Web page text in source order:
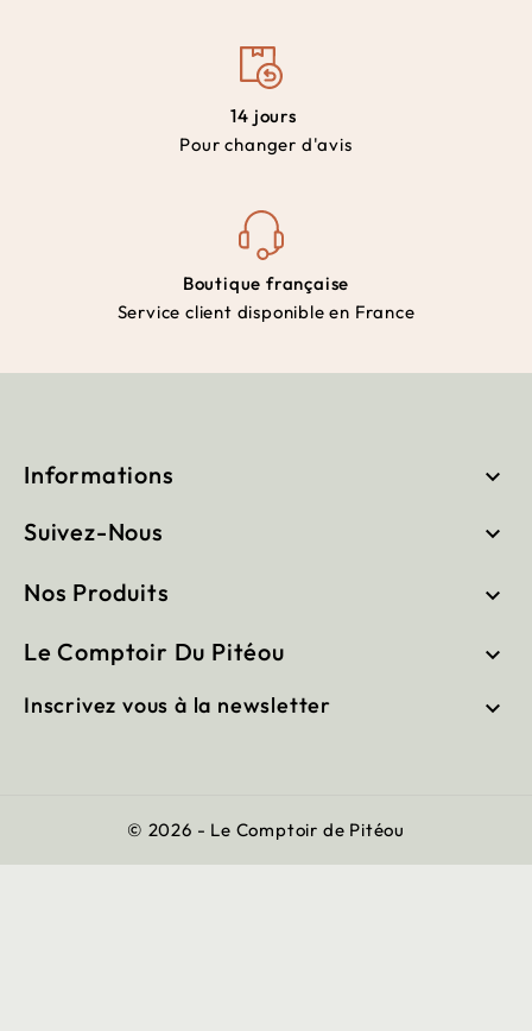
14 jours
Pour changer d'avis
Boutique française
Service client disponible en France
Informations 
Suivez-Nous 
Nos Produits 
Le Comptoir Du Pitéou 
Inscrivez vous à la newsletter 
© 2026 - Le Comptoir de Pitéou